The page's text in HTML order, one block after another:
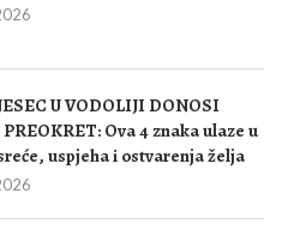
U VODOLIJI DONOSI
Ova 4 znaka ulaze u
uspjeha i ostvarenja želja